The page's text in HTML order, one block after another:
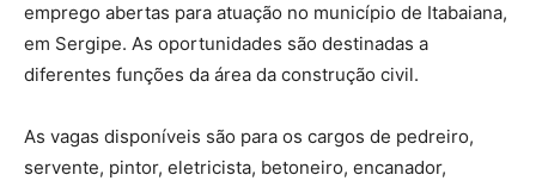
emprego abertas para atuação no município de Itabaiana,
em Sergipe. As oportunidades são destinadas a
diferentes funções da área da construção civil.
As vagas disponíveis são para os cargos de pedreiro,
servente, pintor, eletricista, betoneiro, encanador,